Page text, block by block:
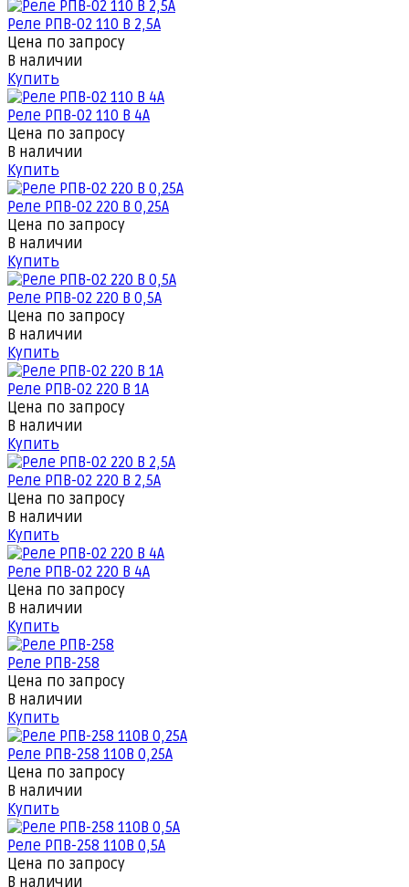
Реле РПВ-02 110 В 2,5А
Цена по запросу
В наличии
Купить
Реле РПВ-02 110 В 4А
Цена по запросу
В наличии
Купить
Реле РПВ-02 220 В 0,25А
Цена по запросу
В наличии
Купить
Реле РПВ-02 220 В 0,5А
Цена по запросу
В наличии
Купить
Реле РПВ-02 220 В 1А
Цена по запросу
В наличии
Купить
Реле РПВ-02 220 В 2,5А
Цена по запросу
В наличии
Купить
Реле РПВ-02 220 В 4А
Цена по запросу
В наличии
Купить
Реле РПВ-258
Цена по запросу
В наличии
Купить
Реле РПВ-258 110В 0,25А
Цена по запросу
В наличии
Купить
Реле РПВ-258 110В 0,5А
Цена по запросу
В наличии